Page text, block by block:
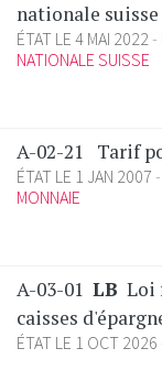
nationale suisse
ÉTAT LE 4 MAI 2022
NATIONALE SUISSE
A-02-21 Tarif
ÉTAT LE 1 JAN 2007
MONNAIE
A-03-01 LB Loi
caisses
ÉTAT LE 1 OCT 2026